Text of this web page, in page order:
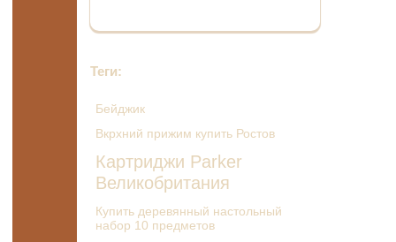
Теги:
Бейджик
Вкрхний прижим купить Ростов
Картриджи Parker
Великобритания
Купить деревянный настольный
набор 10 предметов